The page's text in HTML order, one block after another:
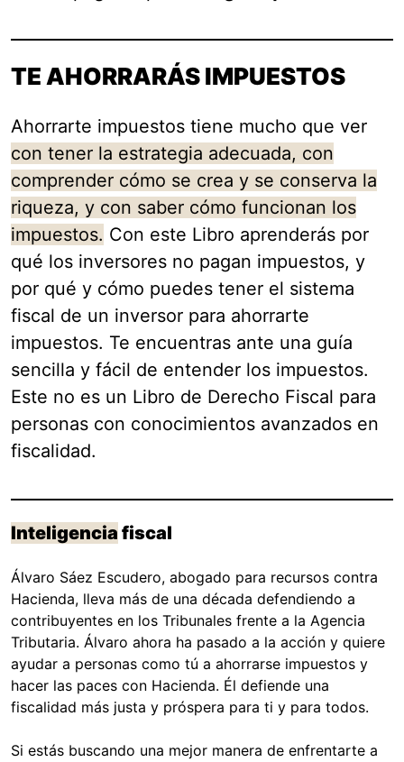
TE AHORRARÁS IMPUESTOS
Ahorrarte impuestos tiene mucho que ver
con tener la estrategia adecuada, con
comprender cómo se crea y se conserva la
riqueza, y con saber cómo funcionan los
impuestos. Con este Libro aprenderás por
qué los inversores no pagan impuestos, y
por qué y cómo puedes tener el sistema
fiscal de un inversor para ahorrarte
impuestos. Te encuentras ante una guía
sencilla y fácil de entender los impuestos.
Este no es un Libro de Derecho Fiscal para
personas con conocimientos avanzados en
fiscalidad.
Inteligencia fiscal
Álvaro Sáez Escudero, abogado para recursos contra
Hacienda, lleva más de una década defendiendo a
contribuyentes en los Tribunales frente a la Agencia
Tributaria. Álvaro ahora ha pasado a la acción y quiere
ayudar a personas como tú a ahorrarse impuestos y
hacer las paces con Hacienda. Él defiende una
fiscalidad más justa y próspera para ti y para todos.
Si estás buscando una mejor manera de enfrentarte a